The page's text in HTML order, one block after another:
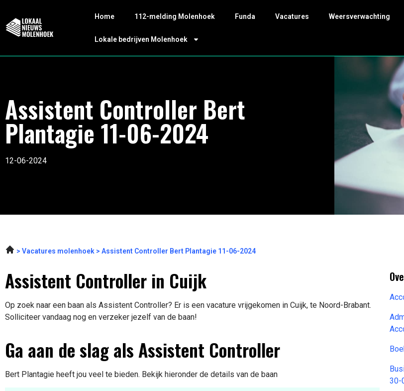
Home 112-melding Molenhoek Funda Vacatures Weersverwachting
Lokale bedrijven Molenhoek
Assistent Controller Bert
Plantagie 11-06-2024
12-06-2024
Vacatures molenhoek Assistent Controller Bert Plantagie 11-06-2024
Assistent Controller in Cuijk
Op zoek naar een baan als Assistent Controller? Er is een vacature vrijgekomen in Cuijk, te Noord-Brabant.
Solliciteer vandaag nog en verzeker jezelf van de baan!
Ga aan de slag als Assistent Controller
Bert Plantagie heeft jou veel te bieden. Bekijk hieronder de details van de baan
30-